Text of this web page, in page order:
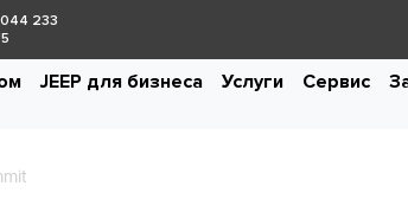
233
JEEP для бизнеса Услуги Сервис